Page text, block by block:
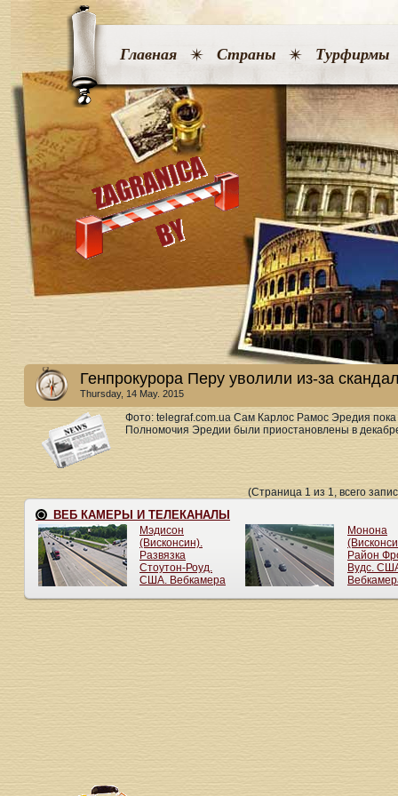
Главная Страны Турфирмы
Генпрокурора Перу уволили из-за
Thursday, 14 May. 2015
Фото: telegraf.com.ua Сам Карлос Рамос Эредия пока
Полномочия Эредии были приостановлены в
(Страница 1 из 1, всего